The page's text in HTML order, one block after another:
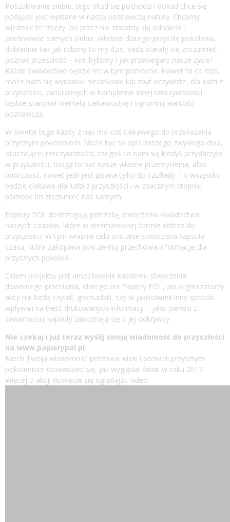
Poszukiwanie siebie, tego skąd się pochodzi i dokąd chce się
podążać jest wpisane w naszą poznawczą naturę. Chcemy
wiedzieć te rzeczy, bo przez nie staramy się odnaleźć i
zdefiniować samych siebie. Właśnie dlatego przyszłe pokolenia,
dokładnie tak jak robimy to my dziś, będą starały się zrozumieć i
poznać przeszłość – kim byliśmy i jak przebiegało nasze życie?
Każde świadectwo będzie im w tym pomocne. Nawet to co dziś,
może nam się wydawać nieciekawe lub zbyt oczywiste, dla ludzi z
przyszłości, zanurzonych w kompletnie innej rzeczywistości
będzie stanowił niemałą ciekawostkę i ogromną wartość
poznawczą.
W świetle tego każdy z nas ma coś ciekawego do przekazania
przyszłym pokoleniom. Może być to opis naszego zwykłego dnia,
otaczającej rzeczywistości, czegoś co nam się kiedyś przydarzyło
w przyszłości, mogą to być nasze własne przemyślenia, albo
twórczość, nawet jeśli jest pisana tylko do szuflady. To wszystko
będzie ciekawe dla ludzi z przyszłości i w znacznym stopniu
pomoże im zrozumieć nas samych.
Papiery POL dostrzegają potrzebę stworzenia świadectwa
naszych czasów, które w niezmienionej formie dotrze do
przyszłości. W tym właśnie celu zostanie stworzona kapsuła
czasu, która zakopana pod ziemią przechowa informacje dla
przyszłych pokoleń.
Celem projektu jest umożliwienie każdemu stworzenia
dowolnego przesłania, dlatego ani Papiery POL, ani organizatorzy
akcji nie będą czytali, gromadzili, czy w jakikolwiek inny sposób
wpływali na treść drukowanych informacji – jako pierwsi z
zawartością kapsuły zapoznają się z jej odkrywcy.
Nie czekaj i już teraz wyślij swoją wiadomość do przyszłości
na www.papierypol.pl.
Niech Twoja wiadomość przetrwa wieki i pozwoli przyszłym
pokoleniom dowiedzieć się, jak wyglądał świat w roku 2017.
Więcej o akcji dowiecie się oglądając video: